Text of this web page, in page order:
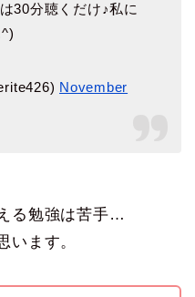
30分聴くだけ♪私に
November
る勉強は苦手…
います。